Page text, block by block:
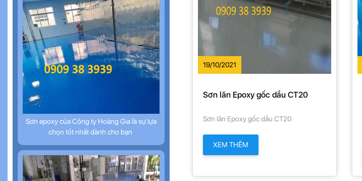
Sơn epoxy của Công ty Hoàng Gia là sự lựa
chọn tốt nhất dành cho bạn
19/10/2021
Sơn lăn Epoxy gốc dầu CT20
Sơn lăn Epoxy gốc dầu CT20
XEM THÊM